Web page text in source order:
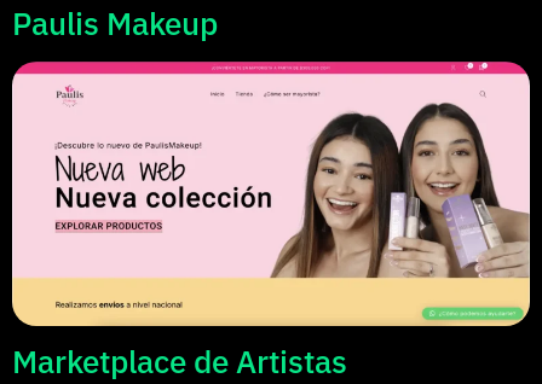
Paulis Makeup
Marketplace de Artistas